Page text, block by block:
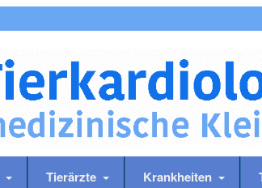
Tierärzte Krankheiten